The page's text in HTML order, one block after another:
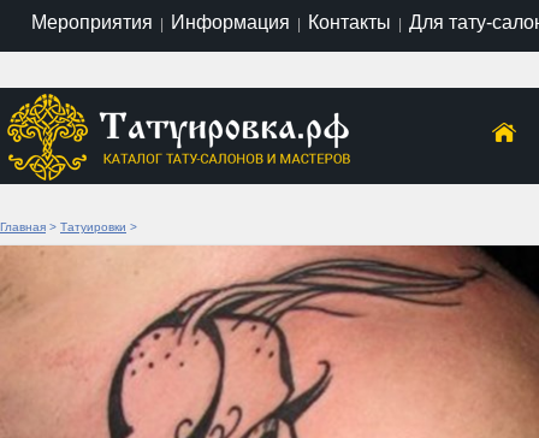
Мероприятия | Информация | Контакты | Для тату-
Главная > Татуировки >